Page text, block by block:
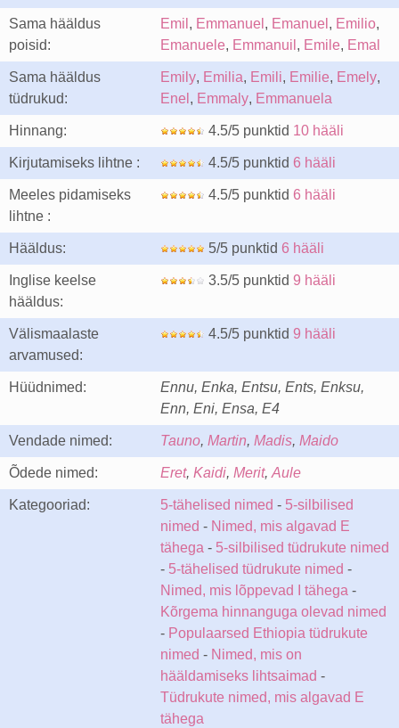
Sama hääldus
poisid:
Emil , Emmanuel , Emanuel , Emilio,
Emanuele, Emmanuil , Emile, Emal
Sama hääldus
tüdrukud:
Emily, Emilia, Emili, Emilie, Emely,
Enel , Emmaly, Emmanuela
Hinnang: 4.5/5 punktid 10 hääli
Kirjutamiseks lihtne : 4.5/5 punktid 6 hääli
Meeles pidamiseks
lihtne :
4.5/5 punktid 6 hääli
Hääldus: 5/5 punktid 6 hääli
Inglise keelse
hääldus:
3.5/5 punktid 9 hääli
Välismaalaste
arvamused:
4.5/5 punktid 9 hääli
Hüüdnimed:
Ennu, Enka, Entsu, Ents, Enksu,
Enn, Eni, Ensa, E4
Vendade nimed: Tauno, Martin, Madis, Maido
Õdede nimed: Eret, Kaidi, Merit, Aule
Kategooriad: 5-tähelised nimed - 5-silbilised
nimed - Nimed, mis algavad E
tähega - 5-silbilised tüdrukute nimed
- 5-tähelised tüdrukute nimed -
Nimed, mis lõppevad I tähega -
Kõrgema hinnanguga olevad nimed
- Populaarsed Ethiopia tüdrukute
nimed - Nimed, mis on
hääldamiseks lihtsaimad -
Tüdrukute nimed, mis algavad E
tähega